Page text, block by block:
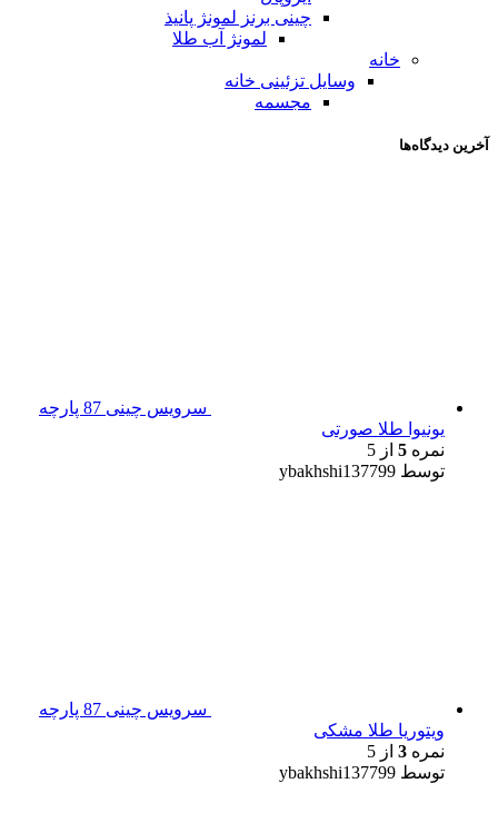
چینی برنز لمونژ پانیذ
لمونژ آب طلا
خانه
وسایل تزئینی خانه
مجسمه
آخرین دیدگاه‌ها
سرویس چینی 87 پارچه
یونیوا طلا صورتی
نمره 5 از 5
توسط ybakhshi137799
سرویس چینی 87 پارچه
ویتوریا طلا مشکی
نمره 3 از 5
توسط ybakhshi137799